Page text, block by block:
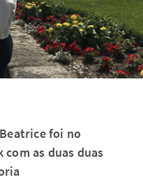
foi no
com as duas duas